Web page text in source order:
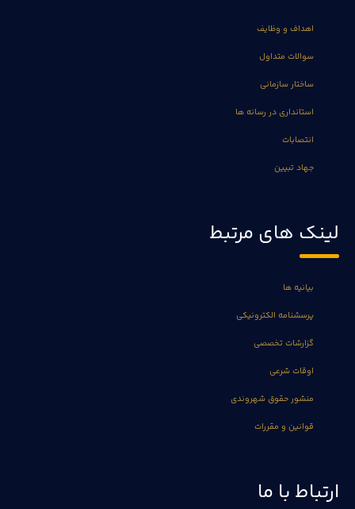
اهداف و وظایف
سوالات متداول
ساختار سازمانی
استانداری در رسانه ها
انتصابات
جهاد تبیین
لینک های مرتبط
بیانیه ها
پرسشنامه الکترونیکی
گزارشات تخصصی
اوقات شرعی
منشور حقوق شهروندی
قوانین و مقررات
ارتباط با ما